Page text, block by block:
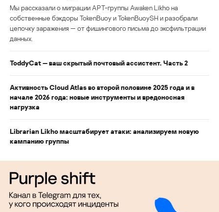
Мы рассказали о миграции APT-группы Awaken Likho на
собственные бэкдоры TokenBuoy и TokenBuoySH и разобрали
цепочку заражения — от фишингового письма до эксфильтрации
данных.
ToddyCat — ваш скрытый почтовый ассистент. Часть 2
Активность Cloud Atlas во второй половине 2025 года и в
начале 2026 года: новые инструменты и вредоносная
нагрузка
Librarian Likho масштабирует атаки: анализируем новую
кампанию группы